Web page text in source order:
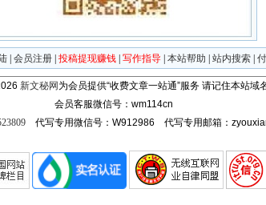
会员注册 投稿提现赚钱 写作指导 本站帮助 站内搜索
新文秘网 为会员提供“收费文章一站通”服务 请记住本站域
会员客服微信号：wm114cn
代写专用微信号：W912986 代写专用邮箱：